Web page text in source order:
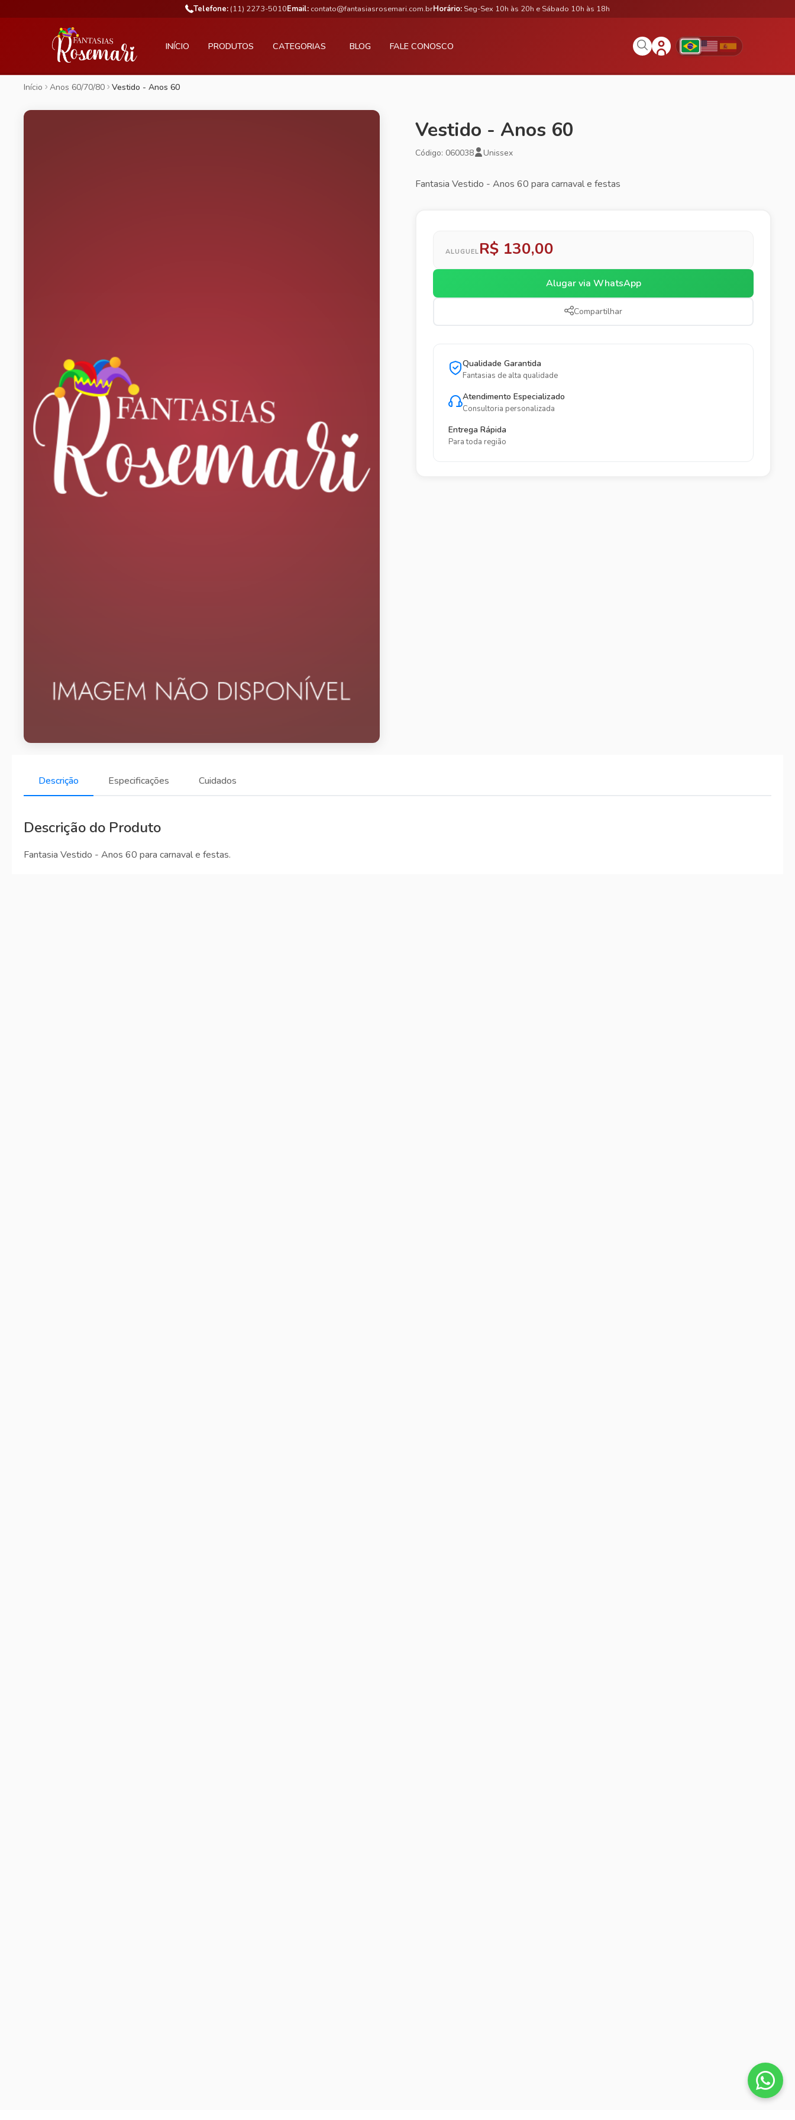
Telefone: (11) 2273-5010Email: contato@fantasiasrosemari.com.brHorário: Seg-Sex 10h às 20h e Sábado 10h às 18h
INÍCIO PRODUTOS CATEGORIAS BLOG FALE CONOSCO
Início Anos 60/70/80 Vestido - Anos 60
Vestido - Anos 60
Código: 060038 Unissex
Fantasia Vestido - Anos 60 para carnaval e festas
ALUGUEL R$ 130,00
Alugar via WhatsApp
Compartilhar
Qualidade Garantida
Fantasias de alta qualidade
Atendimento Especializado
Consultoria personalizada
Entrega Rápida
Para toda região
Descrição Especificações Cuidados
Descrição do Produto
Fantasia Vestido - Anos 60 para carnaval e festas.